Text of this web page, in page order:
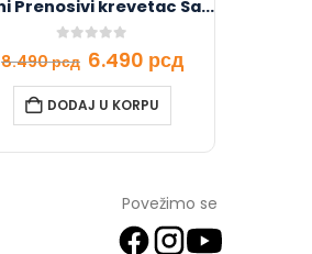
Moni Prenosivi krevetac Safari – TIRKIZ
out of 5
8.490рсд 6.490 рсд
DODAJ U KORPU
Povežimo se